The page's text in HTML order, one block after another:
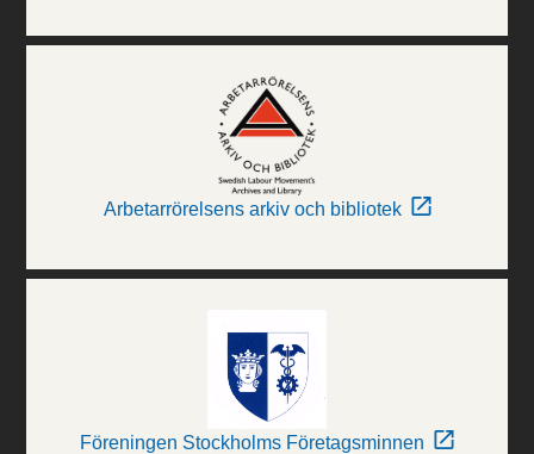
Arbetarrörelsens arkiv och bibliotek
Föreningen Stockholms Företagsminnen